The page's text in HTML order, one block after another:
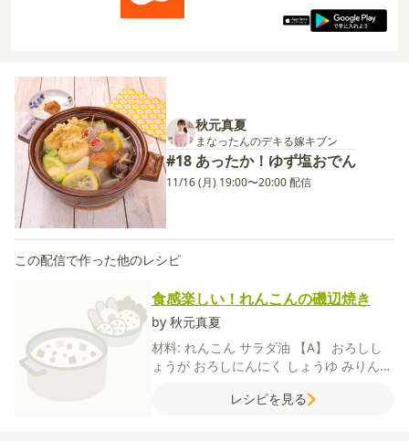
秋元真夏
まなったんのデキる嫁キブン
#18 あったか！ゆず塩おでん
11/16 (月) 19:00〜20:00 配信
この配信で作った他のレシピ
食感楽しい！れんこんの磯辺焼き
by 秋元真夏
材料: れんこん サラダ油 【A】 おろしし
ょうが おろしにんにく しょうゆ みりん
レシピを見る